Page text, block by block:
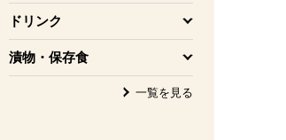
ドリンク
を開く
漬物・保存食
を開く
一覧を見る